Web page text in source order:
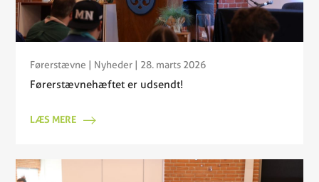
Førerstævne Nyheder | 28. marts 2026
Førerstævnehæftet er udsendt!
LÆS MERE